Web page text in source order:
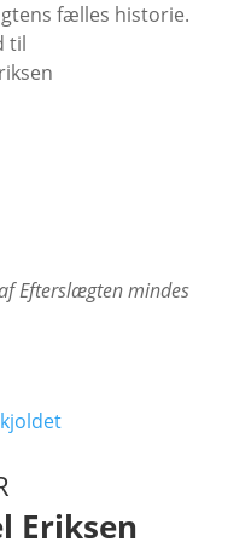
fælles historie.
til
Efterslægten mindes
Eriksen